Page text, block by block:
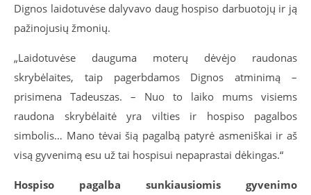
Dignos laidotuvėse dalyvavo daug hospiso darbuotojų ir ją
pažinojusių žmonių.
„Laidotuvėse dauguma moterų dėvėjo raudonas
skrybėlaites, taip pagerbdamos Dignos atminimą –
prisimena Tadeuszas. – Nuo to laiko mums visiems
raudona skrybėlaitė yra vilties ir hospiso pagalbos
simbolis… Mano tėvai šią pagalbą patyrė asmeniškai ir aš
visą gyvenimą esu už tai hospisui nepaprastai dėkingas.“
Hospiso pagalba sunkiausiomis gyvenimo